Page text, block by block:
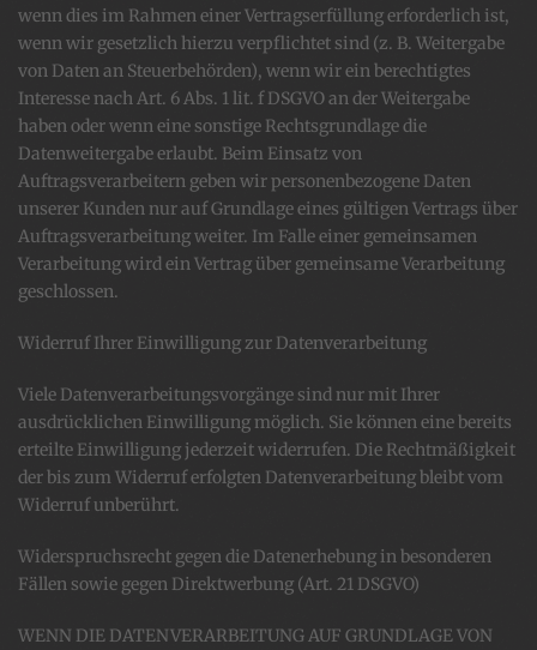
wenn dies im Rahmen einer Vertragserfüllung erforderlich ist,
wenn wir gesetzlich hierzu verpflichtet sind (z. B. Weitergabe
von Daten an Steuerbehörden), wenn wir ein berechtigtes
Interesse nach Art. 6 Abs. 1 lit. f DSGVO an der Weitergabe
haben oder wenn eine sonstige Rechtsgrundlage die
Datenweitergabe erlaubt. Beim Einsatz von
Auftragsverarbeitern geben wir personenbezogene Daten
unserer Kunden nur auf Grundlage eines gültigen Vertrags über
Auftragsverarbeitung weiter. Im Falle einer gemeinsamen
Verarbeitung wird ein Vertrag über gemeinsame Verarbeitung
geschlossen.
Widerruf Ihrer Einwilligung zur Datenverarbeitung
Viele Datenverarbeitungsvorgänge sind nur mit Ihrer
ausdrücklichen Einwilligung möglich. Sie können eine bereits
erteilte Einwilligung jederzeit widerrufen. Die Rechtmäßigkeit
der bis zum Widerruf erfolgten Datenverarbeitung bleibt vom
Widerruf unberührt.
Widerspruchsrecht gegen die Datenerhebung in besonderen
Fällen sowie gegen Direktwerbung (Art. 21 DSGVO)
WENN DIE DATENVERARBEITUNG AUF GRUNDLAGE VON